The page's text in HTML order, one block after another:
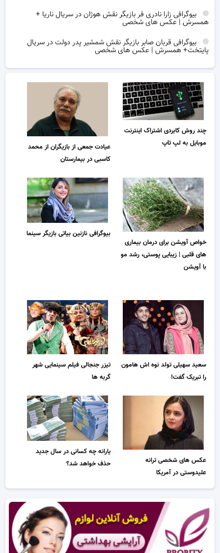
بیوگرافی زارا نادری فر بازیگر نقش هوژان در سریال ناریا +
همسرش | عکس های شخصی
بیوگرافی قربان صابر بازیگر نقش شمشیر پدر دولت در سریال
پایتخت+ همسرش | عکس های شخصی
چند روش کابردی اشتراک اینترنت
موبایل به لپ تاپ
عیادت جمعی از بازیگران از محمد
کاسبی در بیمارستان
خواص آویشن برای درمان بیماری
های قلبی | زیبایی پوستی، رشد مو
با آویشن
بیوگرافی نازنین بیاتی بازیگر سینما
سعید سهیلی تولد نوه اش هامون
را تبریک گفت!
تیزر جنجالی فیلم سینمایی شهر
گربه ها
عکس های شخصی ترانه
علیدوستی در آمریکا
یارانه چه کسانی در سال جدید
حذف خواهد شد؟